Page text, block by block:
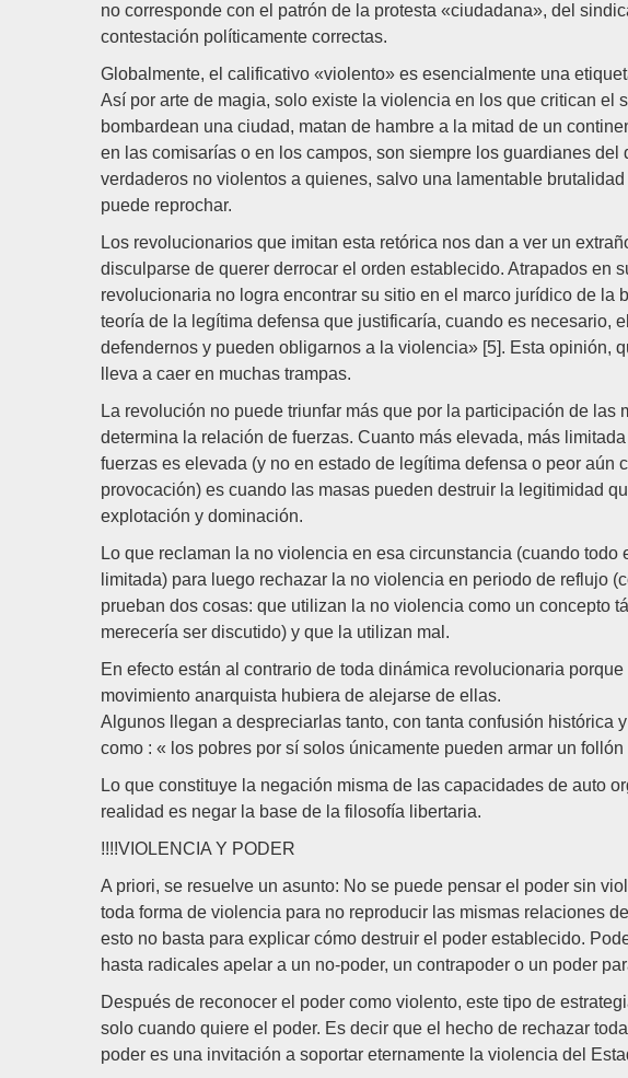
no corresponde con el patrón de la protesta «ciudadana», del
contestación políticamente correctas.
Globalmente, el calificativo «violento» es esencialmente una
Así por arte de magia, solo existe la violencia en los que critican el
bombardean una ciudad, matan de hambre a la mitad de un
en las comisarías o en los campos, son siempre los guardianes
verdaderos no violentos a quienes, salvo una lamentable
puede reprochar.
Los revolucionarios que imitan esta retórica nos dan a ver un
disculparse de querer derrocar el orden establecido. Atrapados en
revolucionaria no logra encontrar su sitio en el marco jurídico de la
teoría de la legítima defensa que justificaría, cuando es necesario,
defendernos y pueden obligarnos a la violencia» [5]. Esta opinión,
lleva a caer en muchas trampas.
La revolución no puede triunfar más que por la participación de las
determina la relación de fuerzas. Cuanto más elevada, más
fuerzas es elevada (y no en estado de legítima defensa o peor aún
provocación) es cuando las masas pueden destruir la legitimidad
explotación y dominación.
Lo que reclaman la no violencia en esa circunstancia (cuando
limitada) para luego rechazar la no violencia en periodo de reflujo
prueban dos cosas: que utilizan la no violencia como un concepto
merecería ser discutido) y que la utilizan mal.
En efecto están al contrario de toda dinámica revolucionaria
movimiento anarquista hubiera de alejarse de ellas.
Algunos llegan a despreciarlas tanto, con tanta confusión histórica
como : « los pobres por sí solos únicamente pueden armar un follón
Lo que constituye la negación misma de las capacidades de auto
realidad es negar la base de la filosofía libertaria.
!!!!VIOLENCIA Y PODER
A priori, se resuelve un asunto: No se puede pensar el poder sin
toda forma de violencia para no reproducir las mismas relaciones
esto no basta para explicar cómo destruir el poder establecido.
hasta radicales apelar a un no-poder, un contrapoder o un poder
Después de reconocer el poder como violento, este tipo de
solo cuando quiere el poder. Es decir que el hecho de rechazar
poder es una invitación a soportar eternamente la violencia del